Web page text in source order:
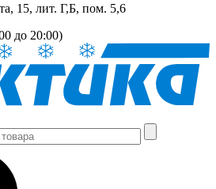
15, лит. Г,Б, пом. 5,6
до 20:00)